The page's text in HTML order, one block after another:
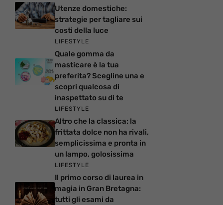
Utenze domestiche:
strategie per tagliare sui
costi della luce
LIFESTYLE
Quale gomma da
masticare è la tua
preferita? Scegline una e
scopri qualcosa di
inaspettato su di te
LIFESTYLE
Altro che la classica: la
frittata dolce non ha rivali,
semplicissima e pronta in
un lampo, golosissima
LIFESTYLE
Il primo corso di laurea in
magia in Gran Bretagna:
tutti gli esami da